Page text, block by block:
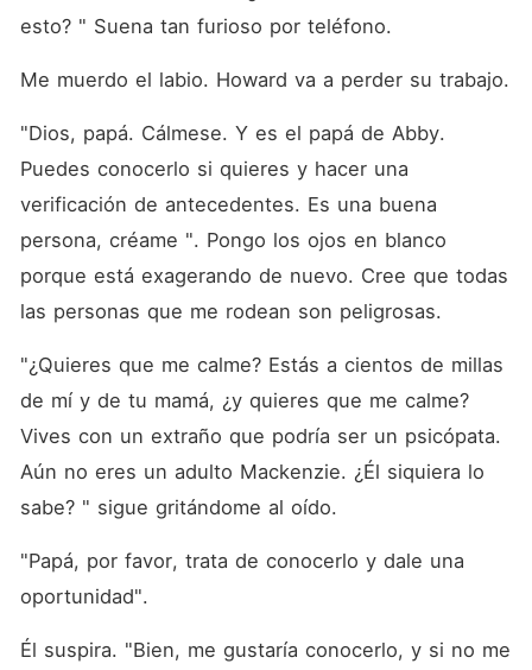
esto? " Suena tan furioso por teléfono.
"Dios, papá. Cálmese. Y es el papá de Abby.
Puedes conocerlo si quieres y hacer una
verificación de antecedentes. Es una buena
persona, créame ". Pongo los ojos en blanco
porque está exagerando de nuevo. Cree que todas
las personas que me rodean son peligrosas.
"¿Quieres que me calme? Estás a cientos de millas
de mí y de tu mamá, ¿y quieres que me calme?
Vives con un extraño que podría ser un psicópata.
Aún no eres un adulto Mackenzie. ¿Él siquiera lo
sabe? " sigue gritándome al oído.
"Papá, por favor, trata de conocerlo y dale una
oportunidad".
Él suspira. "Bien, me gustaría conocerlo, y si no me